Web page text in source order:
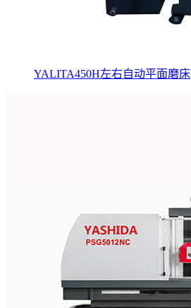
YALITA450H左右自动平面磨床